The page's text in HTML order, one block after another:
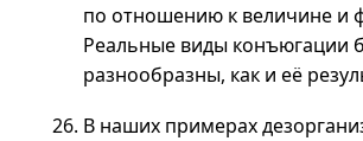
по отношению к величине и
Реальные виды конъюгации
разнообразны, как и её
В наших примерах